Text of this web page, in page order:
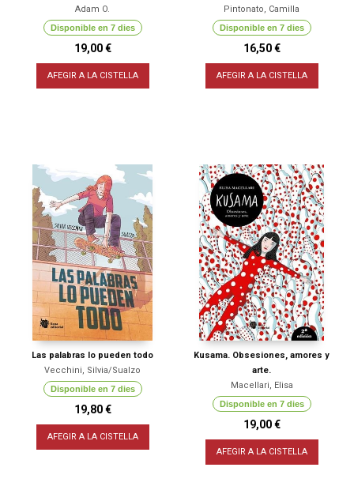
Adam O.
Disponible en 7 dies
19,00 €
AFEGIR A LA CISTELLA
Pintonato, Camilla
Disponible en 7 dies
16,50 €
AFEGIR A LA CISTELLA
Las palabras lo pueden todo
Vecchini, Silvia/Sualzo
Disponible en 7 dies
19,80 €
AFEGIR A LA CISTELLA
Kusama. Obsesiones, amores y
arte.
Macellari, Elisa
Disponible en 7 dies
19,00 €
AFEGIR A LA CISTELLA